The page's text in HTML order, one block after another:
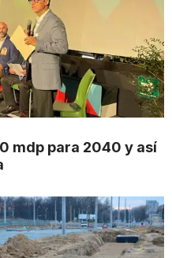
mdp para 2040 y así